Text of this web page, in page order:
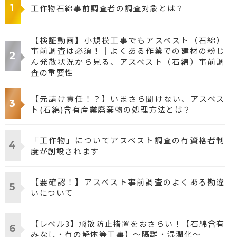
工作物石綿事前調査者の調査対象とは？
【検証動画】小規模工事でもアスベスト（石綿）
事前調査は必須！｜よくある作業での建材の粉じ
ん発散状況から見る、アスベスト（石綿）事前調
査の重要性
【元請け責任！？】いまさら聞けない、アスベス
ト(石綿)含有産業廃棄物の処理方法とは？
「工作物」についてアスベスト調査の有資格者制
度が創設されます
【要確認！】アスベスト事前調査のよくある勘違
いについて
【レベル3】飛散防止措置をおさらい！【石綿含有
みなし・有の解体等工事】～隔離・湿潤化～